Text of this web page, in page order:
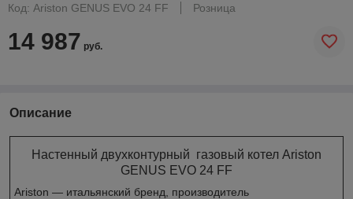
Код: Ariston GENUS EVO 24 FF
Розница
14 987 руб.
Описание
Настенный двухконтурный газовый котел Ariston
GENUS EVO 24 FF
Ariston — итальянский бренд, производитель